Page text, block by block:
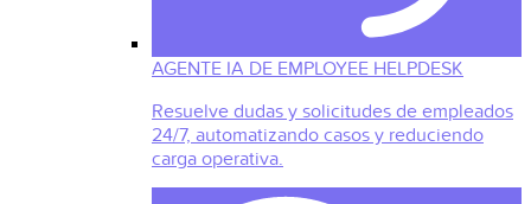
AGENTE IA DE EMPLOYEE HELPDESK
Resuelve dudas y solicitudes de empleados
24/7, automatizando casos y reduciendo
carga operativa.